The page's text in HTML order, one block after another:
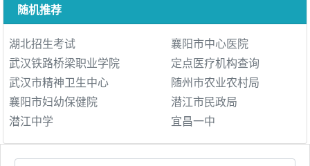
随机推荐
湖北招生考试
襄阳市中心医院
武汉铁路桥梁职业学院
定点医疗机构查询
武汉市精神卫生中心
随州市农业农村局
襄阳市妇幼保健院
潜江市民政局
潜江中学
宜昌一中